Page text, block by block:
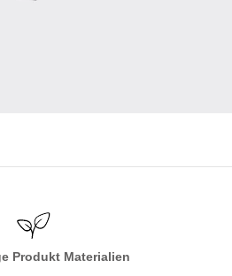
Produkt Materialien